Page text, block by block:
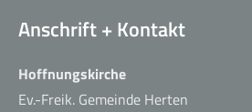
Anschrift + Kontakt
Hoffnungskirche
Ev.-Freik. Gemeinde Herten